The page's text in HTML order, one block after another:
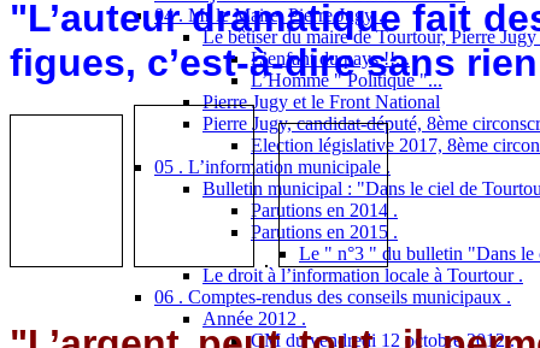
04 . Mr le Maire, Pierre Jugy .
Le bêtiser du maire de Tourtour, Pierre
L’enfant du pays !!...
L’Homme " Politique "...
Pierre Jugy et le Front National
Pierre Jugy, candidat-député, 8ème
Election législative 2017, 8ème
05 . L’information municipale .
Bulletin municipal : "Dans le ciel de
Parutions en 2014 .
Parutions en 2015 .
Le " n°3 " du bulletin "Dans le
Le droit à l’information locale à Tourtour .
06 . Comptes-rendus des conseils municipaux .
Année 2012 .
CM du vendredi 12 octobre 2012 .
"L’auteur dramatique fait
figues, c’est-à-dire sans